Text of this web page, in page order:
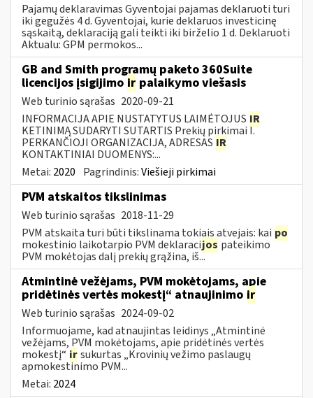
Pajamų deklaravimas Gyventojai pajamas deklaruoti turi
iki gegužės 4 d. Gyventojai, kurie deklaruos investicinę
sąskaitą, deklaraciją gali teikti iki birželio 1 d. Deklaruoti
Aktualu: GPM permokos...
GB and Smith programų paketo 360Suite
licencijos įsigijimo ir palaikymo viešasis
Web turinio sąrašas 2020-09-21
INFORMACIJA APIE NUSTATYTUS LAIMĖTOJUS IR
KETINIMĄ SUDARYTI SUTARTIS Prekių pirkimai I.
PERKANČIOJI ORGANIZACIJA, ADRESAS IR
KONTAKTINIAI DUOMENYS:...
Metai: 2020 Pagrindinis:Viešieji pirkimai
PVM atskaitos tikslinimas
Web turinio sąrašas 2018-11-29
PVM atskaita turi būti tikslinama tokiais atvejais: kai po
mokestinio laikotarpio PVM deklaracijos pateikimo
PVM mokėtojas dalį prekių grąžina, iš...
Atmintinė vežėjams, PVM mokėtojams, apie
pridėtinės vertės mokestį“ atnaujinimo ir
Web turinio sąrašas 2024-09-02
Informuojame, kad atnaujintas leidinys „Atmintinė
vežėjams, PVM mokėtojams, apie pridėtinės vertės
mokestį“ irsukurtas „Krovinių vežimo paslaugų
apmokestinimo PVM...
Metai: 2024